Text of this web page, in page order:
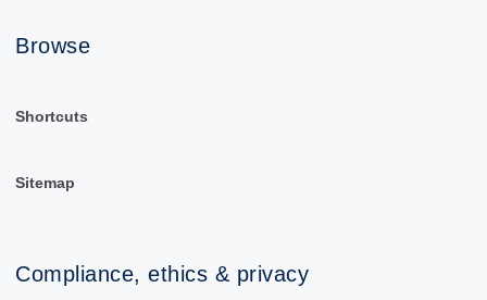
Browse
Shortcuts
Sitemap
Compliance, ethics & privacy